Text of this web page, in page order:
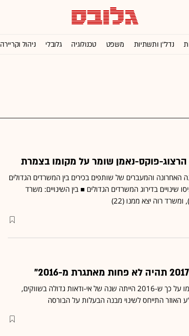
נדל''ן ותשתיות משפט טכנולוגיה גלובלי ניהול וקריירה
האחרונה והמעברים של שותפים בכירים בין המשרדים הגדולים
שינויים בדירוג המשרדים הגדולים ■ בין השינויים: משרד
הנוכחים בפורום DUN'S 100 הסכימו על כך ש-2016 הייתה שנה של אי-ודאות גדולה בשווקים,
האוזר התייחס לשינוי מבנה הבעלות על הבורסה